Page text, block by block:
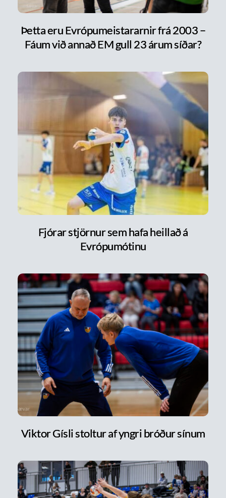
Þetta eru Evrópumeistararnir frá 2003 –
Fáum við annað EM gull 23 árum síðar?
Fjórar stjörnur sem hafa heillað á
Evrópumótinu
Viktor Gísli stoltur af yngri bróður sínum